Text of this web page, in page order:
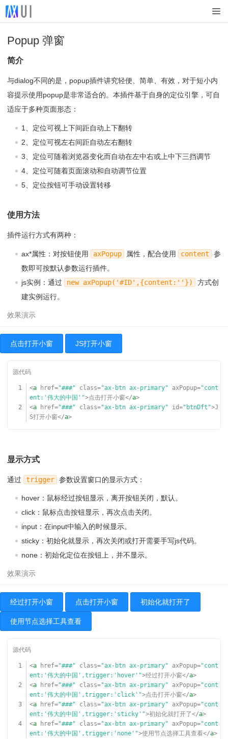
Popup 弹窗
简介
与dialog不同的是，popup插件讲究轻便、简单、有效，对于短小内
容提示使用popup是非常适合的。本插件基于自身的定位引擎，可自
适应于多种页面形态：
1、定位可视上下间距自动上下翻转
2、定位可视左右间距自动左右翻转
3、定位可随着浏览器变化而自动在左中右或上中下三挡调节
4、定位可随着页面滚动和自动调节位置
5、定位按钮可手动设置转移
使用方法
插件运行方式有两种：
ax*属性：对按钮使用 axPopup 属性，配合使用 content
参
数即可按默认参数运行插件。
js实例：通过
new axPopup('#ID',{content:''})
方式创
建实例运行。
点击打开小窗 JS打开小窗
1 <a href="###" class="ax-btn ax-primary" axPopup="cont
ent:'伟大的中国'">点击打开小窗</a>
2
<a href="###" class="ax-btn ax-primary" id="btnDft">J
S打开小窗</a>
显示方式
通过 trigger 参数设置窗口的显示方式：
hover：鼠标经过按钮显示，离开按钮关闭，默认。
click：鼠标点击按钮显示，再次点击关闭。
input：在input中输入的时候显示。
sticky：初始化就显示，再次关闭或打开需要手写js代码。
none：初始化定位在按钮上，并不显示。
经过打开小窗 点击打开小窗 初始化就打开了
使用节点选择工具查看
1 <a href="###" class="ax-btn ax-primary" axPopup="cont
ent:'伟大的中国',trigger:'hover'">经过打开小窗</a>
2
<a href="###" class="ax-btn ax-primary" axPopup="cont
ent:'伟大的中国',trigger:'click'">点击打开小窗</a>
3
<a href="###" class="ax-btn ax-primary" axPopup="cont
ent:'伟大的中国',trigger:'sticky'">初始化就打开了</a>
4
<a href="###" class="ax-btn ax-primary" axPopup="cont
ent:'伟大的中国',trigger:'none'">使用节点选择工具查看</a>